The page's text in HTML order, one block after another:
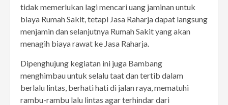
tidak memerlukan lagi mencari uang jaminan untuk
biaya Rumah Sakit, tetapi Jasa Raharja dapat langsung
menjamin dan selanjutnya Rumah Sakit yang akan
menagih biaya rawat ke Jasa Raharja.
Dipenghujung kegiatan ini juga Bambang
menghimbau untuk selalu taat dan tertib dalam
berlalu lintas, berhati hati di jalan raya, mematuhi
rambu-rambu lalu lintas agar terhindar dari